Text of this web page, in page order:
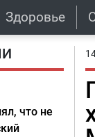
Здоровье
что не